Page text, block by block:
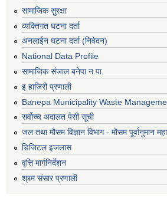
सामाजिक सुरक्षा
व्यक्तिगत घटना दर्ता
अनलाईन घटना दर्ता (निवेदन)
National Data Profile
सामाजिक संजाल बनेपा न.पा.
इ हाजिरी प्रणाली
Banepa Municipality Waste
सर्वोच्च अदालत पेसी सूची
जल तथा मौसम विज्ञान विभाग - मौसम पूर्वानुमान
डिजिटल इजलास
वृत्ति मार्गनिर्देशन
श्रम संसार प्रणाली